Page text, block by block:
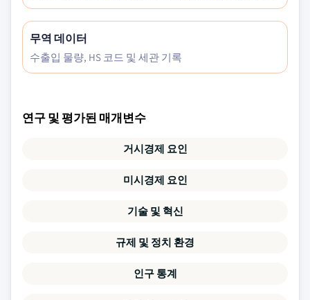
무역 데이터
수출입 물량, HS 코드 및 세관 기록
연구 및 평가된 매개변수
거시경제 요인
미시경제 요인
기술 및 혁신
규제 및 정치 환경
인구 통계